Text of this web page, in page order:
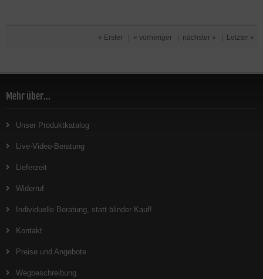
« Erster « vorheriger nächster » Letzter »
Mehr über...
Unser Produktkatalog
Live-Video-Beratung
Lieferzeit
Widerruf
Individuelle Beratung, statt blinder Kauf!
Kontakt
Preise und Angebote
Wegbeschreibung